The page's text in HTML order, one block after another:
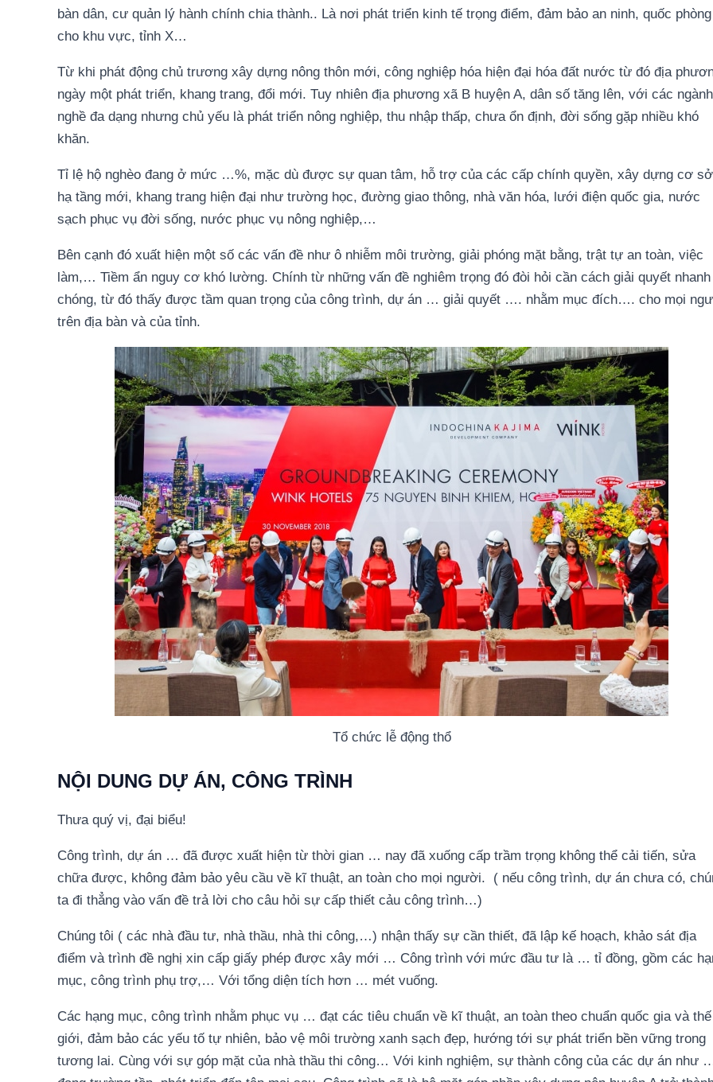
bàn dân, cư quản lý hành chính chia thành.. Là nơi phát triển kinh tế trọng điểm, đảm bảo an ninh, quốc phòng
cho khu vực, tỉnh X…
Từ khi phát động chủ trương xây dựng nông thôn mới, công nghiệp hóa hiện đại hóa đất nước từ đó địa
ngày một phát triển, khang trang, đổi mới. Tuy nhiên địa phương xã B huyện A, dân số tăng lên, với các ngành
nghề đa dạng nhưng chủ yếu là phát triển nông nghiệp, thu nhập thấp, chưa ổn định, đời sống gặp nhiều khó
khăn.
Tỉ lệ hộ nghèo đang ở mức …%, mặc dù được sự quan tâm, hỗ trợ của các cấp chính quyền, xây dựng cơ sở
hạ tầng mới, khang trang hiện đại như trường học, đường giao thông, nhà văn hóa, lưới điện quốc gia, nước
sạch phục vụ đời sống, nước phục vụ nông nghiệp,…
Bên cạnh đó xuất hiện một số các vấn đề như ô nhiễm môi trường, giải phóng mặt bằng, trật tự an toàn, việc
làm,… Tiềm ẩn nguy cơ khó lường. Chính từ những vấn đề nghiêm trọng đó đòi hỏi cần cách giải quyết nhanh
chóng, từ đó thấy được tầm quan trọng của công trình, dự án … giải quyết …. nhằm mục đích…. cho mọi
trên địa bàn và của tỉnh.
Tổ chức lễ động thổ
NỘI DUNG DỰ ÁN, CÔNG TRÌNH
Thưa quý vị, đại biểu!
Công trình, dự án … đã được xuất hiện từ thời gian … nay đã xuống cấp trầm trọng không thể cải tiến, sửa
chữa được, không đảm bảo yêu cầu về kĩ thuật, an toàn cho mọi người. ( nếu công trình, dự án chưa có,
ta đi thẳng vào vấn đề trả lời cho câu hỏi sự cấp thiết cảu công trình…)
Chúng tôi ( các nhà đầu tư, nhà thầu, nhà thi công,…) nhận thấy sự cần thiết, đã lập kế hoạch, khảo sát địa
điểm và trình đề nghị xin cấp giấy phép được xây mới … Công trình với mức đầu tư là … tỉ đồng, gồm các
mục, công trình phụ trợ,… Với tổng diện tích hơn … mét vuống.
Các hạng mục, công trình nhằm phục vụ … đạt các tiêu chuẩn về kĩ thuật, an toàn theo chuẩn quốc gia và thế
giới, đảm bảo các yếu tố tự nhiên, bảo vệ môi trường xanh sạch đẹp, hướng tới sự phát triển bền vững trong
tương lai. Cùng với sự góp mặt của nhà thầu thi công… Với kinh nghiệm, sự thành công của các dự án như